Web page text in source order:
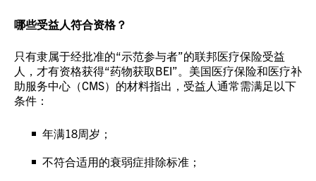
哪些受益人符合资格？
只有隶属于经批准的“示范参与者”的联邦医疗保险受益
人，才有资格获得“药物获取BEI”。美国医疗保险和医疗补
助服务中心（CMS）的材料指出，受益人通常需满足以下
条件：
年满18周岁；
不符合适用的衰弱症排除标准；